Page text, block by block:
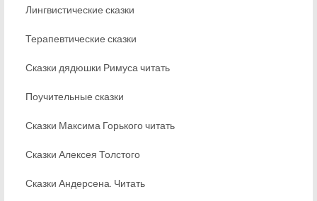
Лингвистические сказки
Терапевтические сказки
Сказки дядюшки Римуса читать
Поучительные сказки
Сказки Максима Горького читать
Сказки Алексея Толстого
Сказки Андерсена. Читать